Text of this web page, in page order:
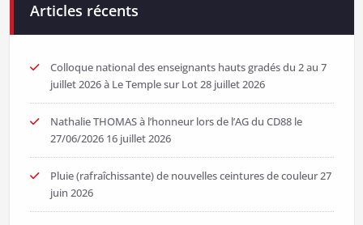
Articles récents
Colloque national des enseignants hauts gradés du 2 au 7
juillet 2026 à Le Temple sur Lot28 juillet 2026
Nathalie THOMAS à l’honneur lors de l’AG du CD88 le
27/06/2026 16 juillet 2026
Pluie (rafraîchissante) de nouvelles ceintures de couleur27
juin 2026